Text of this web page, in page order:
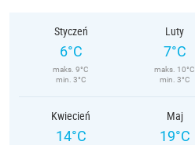
Styczeń
6°C
maks. 9°C
min. 3°C
Luty
7°C
maks. 10°C
min. 3°C
Kwiecień
14°C
Maj
19°C